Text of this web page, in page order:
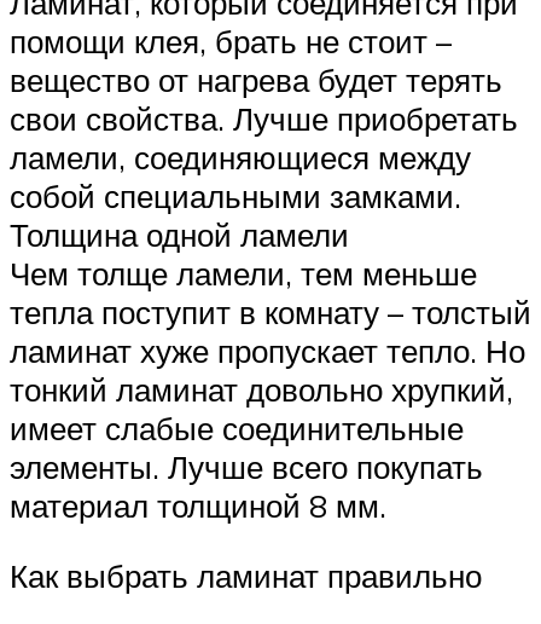
помощи клея, брать не стоит –
вещество от нагрева будет терять
свои свойства. Лучше приобретать
ламели, соединяющиеся между
собой специальными замками.
Толщина одной ламели
Чем толще ламели, тем меньше
тепла поступит в комнату – толстый
ламинат хуже пропускает тепло. Но
тонкий ламинат довольно хрупкий,
имеет слабые соединительные
элементы. Лучше всего покупать
материал толщиной 8 мм.
Как выбрать ламинат правильно